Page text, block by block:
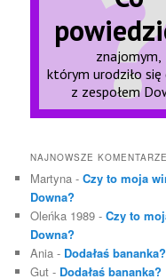
NAJNOWSZE KOMENTARZE
Martyna -Czy to moja
Downa?
Oleńka 1989 -Czy to
Downa?
Ania - Dodałaś bananka?
Gut - Dodałaś bananka?